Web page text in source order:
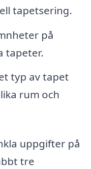
tapetsering.
på
tapeter.
typ av tapet
rum och
uppgifter på
tre